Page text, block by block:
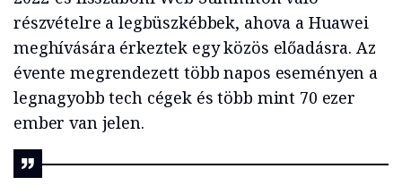
részvételre a legbüszkébbek, ahova a Huawei
meghívására érkeztek egy közös előadásra. Az
évente megrendezett több napos eseményen a
legnagyobb tech cégek és több mint 70 ezer
ember van jelen.